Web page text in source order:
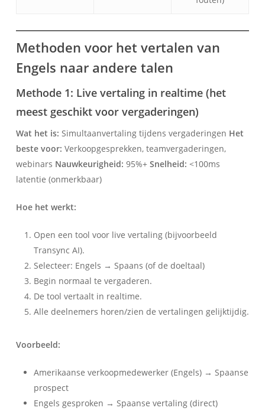
Methoden voor het vertalen van
Engels naar andere talen
Methode 1: Live vertaling in realtime (het
meest geschikt voor vergaderingen)
Wat het is: Simultaanvertaling tijdens vergaderingen Het
beste voor: Verkoopgesprekken, teamvergaderingen,
webinars Nauwkeurigheid: 95%+ Snelheid: <100ms
latentie (onmerkbaar)
Hoe het werkt:
Open een tool voor live vertaling (bijvoorbeeld
Transync AI).
Selecteer: Engels → Spaans (of de doeltaal)
Begin normaal te vergaderen.
De tool vertaalt in realtime.
Alle deelnemers horen/zien de vertalingen gelijktijdig.
Voorbeeld:
Amerikaanse verkoopmedewerker (Engels) → Spaanse
prospect
Engels gesproken → Spaanse vertaling (direct)